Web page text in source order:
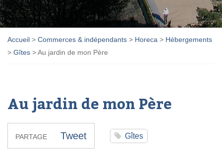
Accueil > Commerces & indépendants > Horeca > Hébergements
> Gîtes >Au jardin de mon Père
Au jardin de mon Père
PARTAGE Tweet Gîtes